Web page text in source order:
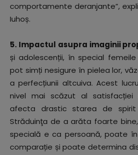
comportamente deranjante”,
Iuhoș.
5. Impactul asupra imaginii
și adolescenții, în special
pot simți nesigure în pielea lor,
a perfecțiunii altcuiva. Acest
nivel mai scăzut al
afecta drastic starea de spirit
Străduinţa de a arăta foarte
specială e ca persoană, poate
comparație și poate determina